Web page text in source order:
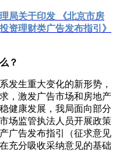
局关于印发 《北京市房
资理财类广告发布指引》
？
生重大变化的新形势，
，激发广告市场和房地产
健康发展，我局面向部分
场监管执法人员开展政策
广告发布指引（征求意见
充分吸收采纳意见的基础